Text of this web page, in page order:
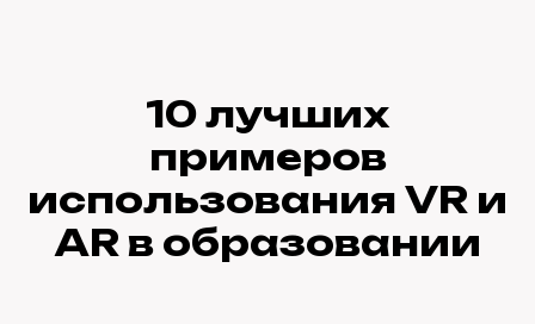
10 лучших
примеров
использования VR и
AR в образовании